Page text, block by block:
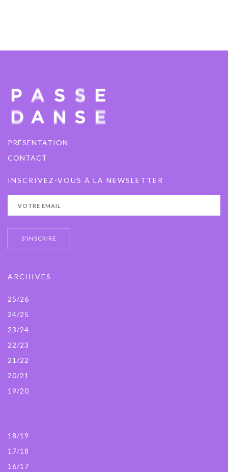
PRÉSENTATION
CONTACT
INSCRIVEZ-VOUS À LA NEWSLETTER
ARCHIVES
25/26
24/25
23/24
22/23
21/22
20/21
19/20
18/19
17/18
16/17